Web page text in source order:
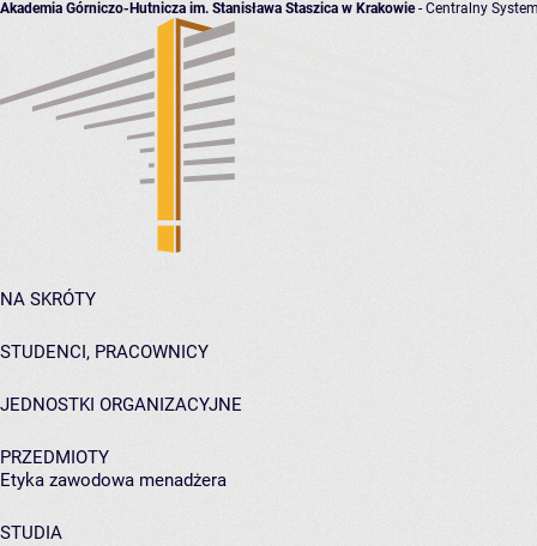
Akademia Górniczo-Hutnicza im. Stanisława Staszica w Krakowie- Centralny
NA SKRÓTY
STUDENCI, PRACOWNICY
JEDNOSTKI ORGANIZACYJNE
PRZEDMIOTY
Etyka zawodowa menadżera
STUDIA